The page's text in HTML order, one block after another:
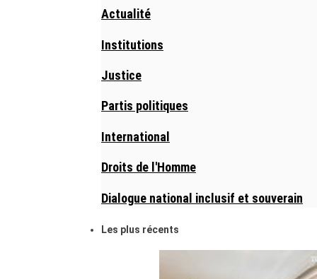
Actualité
Institutions
Justice
Partis politiques
International
Droits de l'Homme
Dialogue national inclusif et souverain
Les plus récents